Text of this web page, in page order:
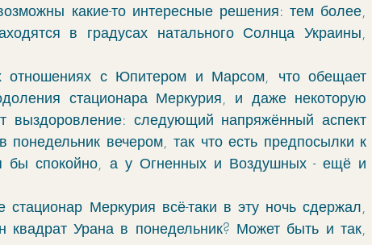
какие-то интересные решения: тем более,
в градусах натального Солнца Украины,
отношениях с Юпитером и Марсом, что обещает
стационара Меркурия, и даже некоторую
выздоровление: следующий напряжённый аспект
вечером, так что есть предпосылки к
бы спокойно, а у Огненных и Воздушных - ещё и
Меркурия всё-таки в эту ночь сдержал,
квадрат Урана в понедельник? Может быть и так,